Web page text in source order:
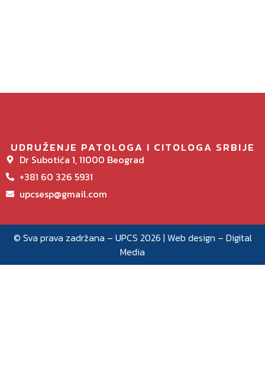
UDRUŽENJE PATOLOGA I CITOLOGA SRBIJE
Dr Subotića 1, 11000 Beograd
+381 60 326 5931
upcsesp@gmail.com
© Sva prava zadržana – UPCS 2026 | Web design – Digital
Media